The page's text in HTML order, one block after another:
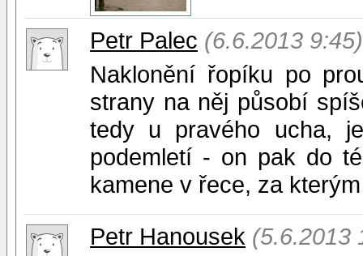
Petr Palec (6.6.2013 9:45)
Naklonění řopíku po
strany na něj působí
tedy u pravého ucha,
podemletí - on pak do
kamene v řece, za
Petr Hanousek (5.6.2013